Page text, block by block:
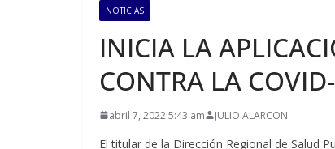
NOTICIAS
INICIA LA
CONTRA LA
abril 7, 2022 5:43 am JULIO ALARCON
El titular de la Dirección Regional de Salud